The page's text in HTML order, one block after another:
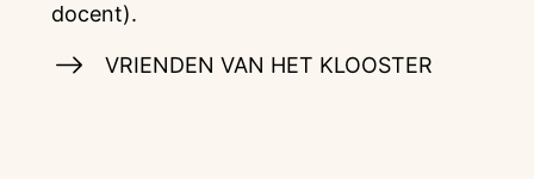
docent).
VRIENDEN VAN HET KLOOSTER